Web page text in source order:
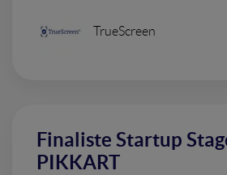
TrueScreen
Finaliste Startup
PIKKART